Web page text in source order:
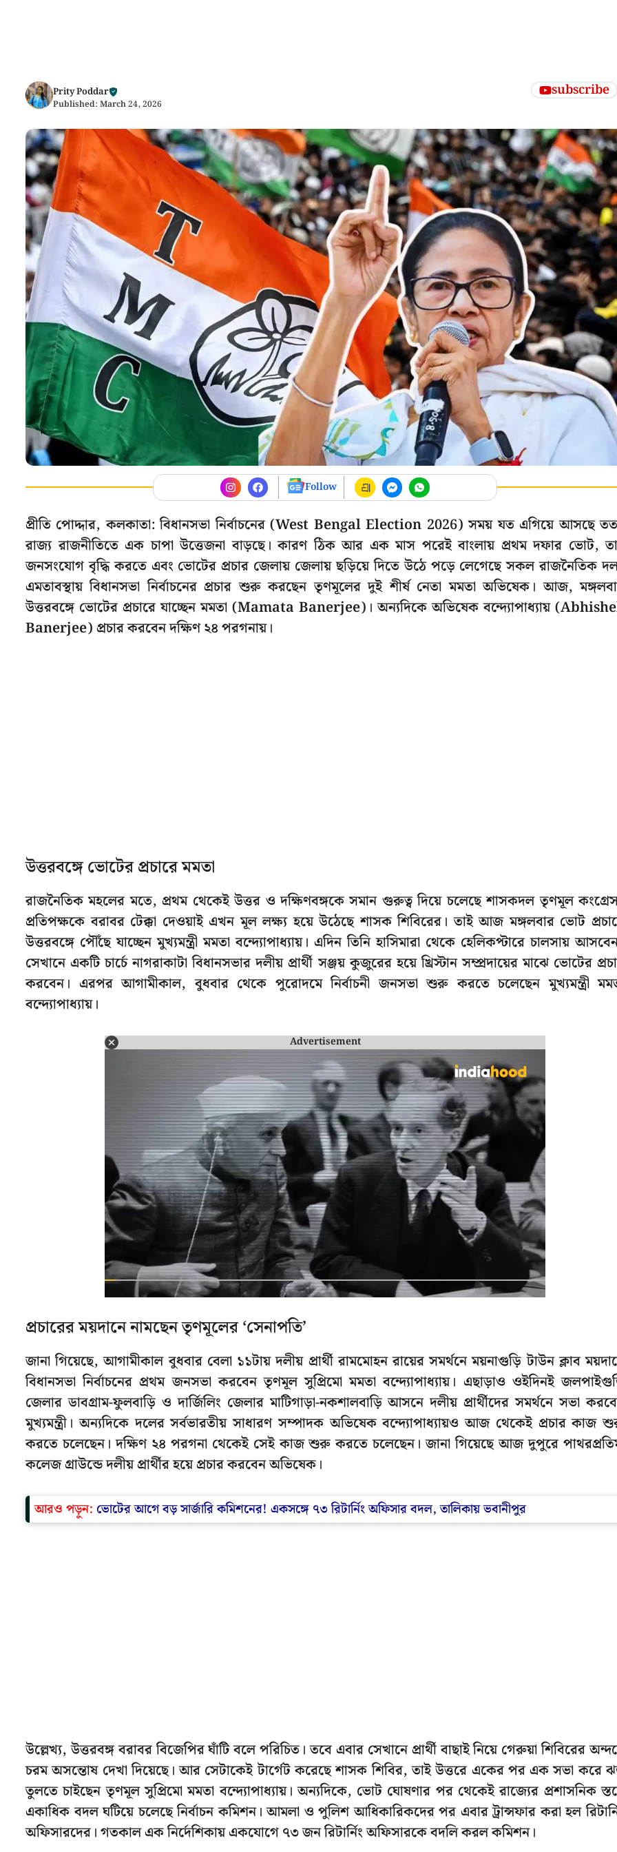
Prity Poddar
Published: March 24, 2026
subscribe
Follow
প্রীতি পোদ্দার, কলকাতা: বিধানসভা নির্বাচনের (West Bengal Election 2026) সময় যত এগিয়ে আসছে
রাজ্য রাজনীতিতে এক চাপা উত্তেজনা বাড়ছে। কারণ ঠিক আর এক মাস পরেই বাংলায় প্রথম দফার ভোট,
জনসংযোগ বৃদ্ধি করতে এবং ভোটের প্রচার জেলায় জেলায় ছড়িয়ে দিতে উঠে পড়ে লেগেছে সকল রাজনৈতিক
এমতাবস্থায় বিধানসভা নির্বাচনের প্রচার শুরু করছেন তৃণমূলের দুই শীর্ষ নেতা মমতা অভিষেক। আজ,
উত্তরবঙ্গে ভোটের প্রচারে যাচ্ছেন মমতা (Mamata Banerjee)। অন্যদিকে অভিষেক বন্দ্যোপাধ্যায়
Banerjee) প্রচার করবেন দক্ষিণ ২৪ পরগনায়।
উত্তরবঙ্গে ভোটের প্রচারে মমতা
রাজনৈতিক মহলের মতে, প্রথম থেকেই উত্তর ও দক্ষিণবঙ্গকে সমান গুরুত্ব দিয়ে চলেছে শাসকদল তৃণমূল
প্রতিপক্ষকে বরাবর টেক্কা দেওয়াই এখন মূল লক্ষ্য হয়ে উঠেছে শাসক শিবিরের। তাই আজ মঙ্গলবার ভোট
উত্তরবঙ্গে পৌঁছে যাচ্ছেন মুখ্যমন্ত্রী মমতা বন্দ্যোপাধ্যায়। এদিন তিনি হাসিমারা থেকে হেলিকপ্টারে চালসায়
সেখানে একটি চার্চে নাগরাকাটা বিধানসভার দলীয় প্রার্থী সঞ্জয় কুজুরের হয়ে খ্রিস্টান সম্প্রদায়ের মাঝে ভোটের
করবেন। এরপর আগামীকাল, বুধবার থেকে পুরোদমে নির্বাচনী জনসভা শুরু করতে চলেছেন মুখ্যমন্ত্রী
বন্দ্যোপাধ্যায়।
Advertisement
প্রচারের ময়দানে নামছেন তৃণমূলের ‘সেনাপতি’
জানা গিয়েছে, আগামীকাল বুধবার বেলা ১১টায় দলীয় প্রার্থী রামমোহন রায়ের সমর্থনে ময়নাগুড়ি টাউন ক্লাব
বিধানসভা নির্বাচনের প্রথম জনসভা করবেন তৃণমূল সুপ্রিমো মমতা বন্দ্যোপাধ্যায়। এছাড়াও ওইদিনই
জেলার ডাবগ্রাম-ফুলবাড়ি ও দার্জিলিং জেলার মাটিগাড়া-নকশালবাড়ি আসনে দলীয় প্রার্থীদের সমর্থনে সভা
মুখ্যমন্ত্রী। অন্যদিকে দলের সর্বভারতীয় সাধারণ সম্পাদক অভিষেক বন্দ্যোপাধ্যায়ও আজ থেকেই প্রচার কাজ
করতে চলেছেন। দক্ষিণ ২৪ পরগনা থেকেই সেই কাজ শুরু করতে চলেছেন। জানা গিয়েছে আজ দুপুরে
কলেজ গ্রাউন্ডে দলীয় প্রার্থীর হয়ে প্রচার করবেন অভিষেক।
আরও পড়ুন: ভোটের আগে বড় সার্জারি কমিশনের! একসঙ্গে ৭৩ রিটার্নিং অফিসার বদল, তালিকায় ভবানীপুর
উল্লেখ্য, উত্তরবঙ্গ বরাবর বিজেপির ঘাঁটি বলে পরিচিত। তবে এবার সেখানে প্রার্থী বাছাই নিয়ে গেরুয়া শিবিরের
চরম অসন্তোষ দেখা দিয়েছে। আর সেটাকেই টার্গেট করেছে শাসক শিবির, তাই উত্তরে একের পর এক সভা করে
তুলতে চাইছেন তৃণমূল সুপ্রিমো মমতা বন্দ্যোপাধ্যায়। অন্যদিকে, ভোট ঘোষণার পর থেকেই রাজ্যের প্রশাসনিক
একাধিক বদল ঘটিয়ে চলেছে নির্বাচন কমিশন। আমলা ও পুলিশ আধিকারিকদের পর এবার ট্রান্সফার করা হল
অফিসারদের। গতকাল এক নির্দেশিকায় একযোগে ৭৩ জন রিটার্নিং অফিসারকে বদলি করল কমিশন।